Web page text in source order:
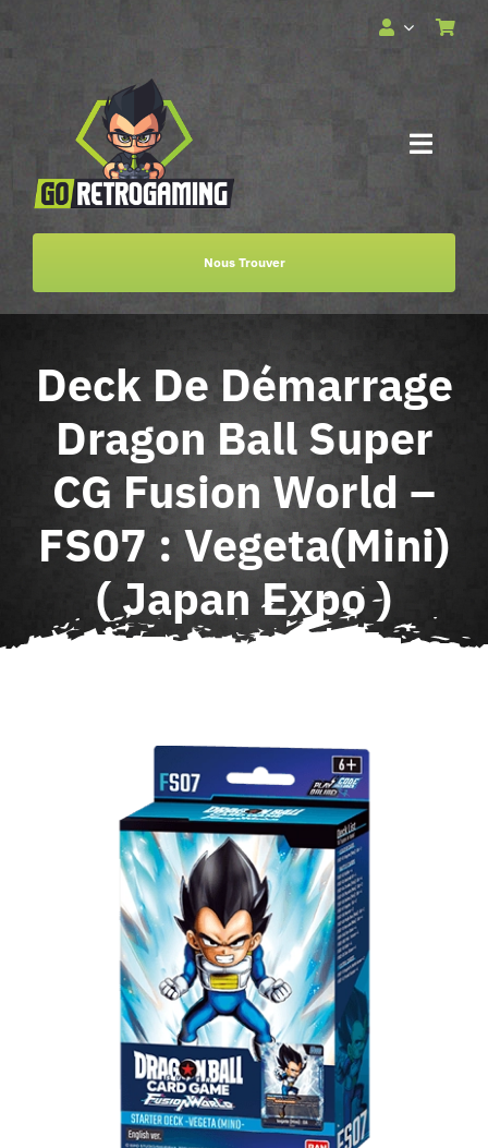
au
Toggle
Services
Boutique
Billetterie
Agenda
Contact
Nous Trouver
Deck De Démarrage
Dragon Ball Super
CG Fusion World –
FS07 : Vegeta(Mini)
( Japan Expo )